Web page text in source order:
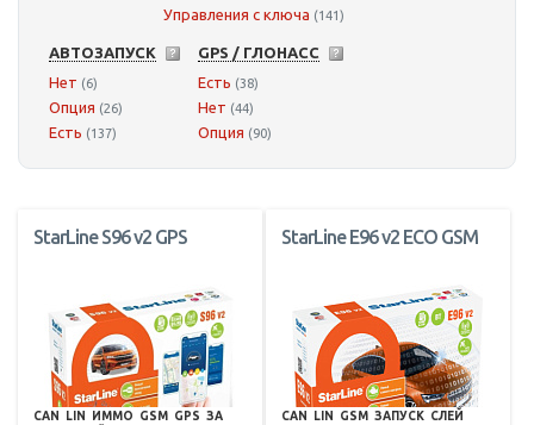
Управления с ключа (141)
АВТОЗАПУСК
Нет (6)
Опция (26)
Есть (137)
GPS / ГЛОНАСС
Есть (38)
Нет (44)
Опция (90)
StarLine S96 v2 GPS
CAN LIN ИММО GSM GPS ЗА
StarLine E96 v2 ECO GSM
CAN LIN GSM ЗАПУСК СЛЕЙ